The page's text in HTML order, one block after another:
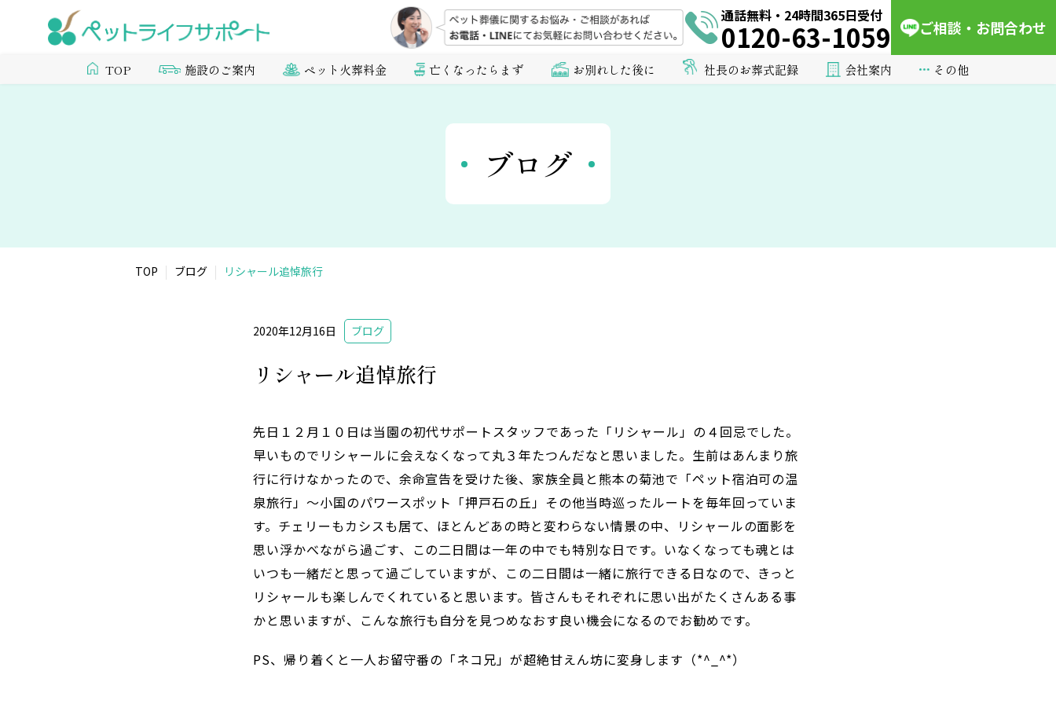
通話無料・24時間365日受付
0120-63-1059 ご相談・お問合わせ
TOP 施設のご案内 ペット火葬料金 亡くなったらまず お別れした後に 社長のお葬式記録 会社案内 その他
ブログ
TOP ブログ リシャール追悼旅行
2020年12月16日 ブログ
リシャール追悼旅行
先日１２月１０日は当園の初代サポートスタッフであった「リシャール」の４回忌でした。
早いものでリシャールに会えなくなって丸３年たつんだなと思いました。生前はあんまり旅
行に行けなかったので、余命宣告を受けた後、家族全員と熊本の菊池で「ペット宿泊可の温
泉旅行」～小国のパワースポット「押戸石の丘」その他当時巡ったルートを毎年回っていま
す。チェリーもカシスも居て、ほとんどあの時と変わらない情景の中、リシャールの面影を
思い浮かべながら過ごす、この二日間は一年の中でも特別な日です。いなくなっても魂とは
いつも一緒だと思って過ごしていますが、この二日間は一緒に旅行できる日なので、きっと
リシャールも楽しんでくれていると思います。皆さんもそれぞれに思い出がたくさんある事
かと思いますが、こんな旅行も自分を見つめなおす良い機会になるのでお勧めです。
PS、帰り着くと一人お留守番の「ネコ兄」が超絶甘えん坊に変身します（*^_^*）